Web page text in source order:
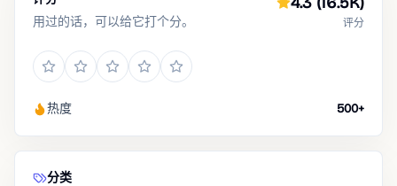
用过的话，可以给它打个分。
评分
热度 500+
分类